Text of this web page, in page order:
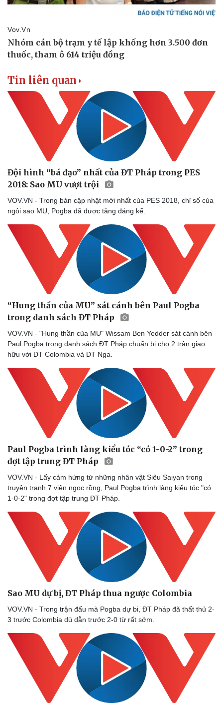
Doanh nghiệp
Thông tin doanh nghiệp
Doanh nhân
Vì cộng đồng
Công nghệ
Trải nghiệm
Chuyển đổi số
Tin liên quan
Đội hình “bá đạo” nhất của ĐT Pháp trong PES
2018: Sao MU vượt trội
VOV.VN - Trong bản cập nhật mới nhất của PES 2018, chỉ số của
ngôi sao MU, Pogba đã được tăng đáng kể.
“Hung thần của MU” sát cánh bên Paul Pogba
trong danh sách ĐT Pháp
VOV.VN - "Hung thần của MU" Wissam Ben Yedder sát cánh bên
Paul Pogba trong danh sách ĐT Pháp chuẩn bị cho 2 trận giao
hữu với ĐT Colombia và ĐT Nga.
Paul Pogba trình làng kiểu tóc “có 1-0-2” trong
đợt tập trung ĐT Pháp
VOV.VN - Lấy cảm hứng từ những nhân vật Siêu Saiyan trong
truyện tranh 7 viên ngọc rồng, Paul Pogba trình làng kiểu tóc "có
1-0-2" trong đợt tập trung ĐT Pháp.
Sao MU dự bị, ĐT Pháp thua ngược Colombia
VOV.VN - Trong trận đấu mà Pogba dự bi, ĐT Pháp đã thất thủ 2-
3 trước Colombia dù dẫn trước 2-0 từ rất sớm.